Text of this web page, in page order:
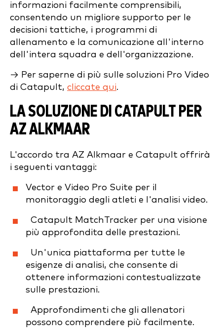
informazioni facilmente comprensibili,
consentendo un migliore supporto per le
decisioni tattiche, i programmi di
allenamento e la comunicazione all'interno
dell'intera squadra e dell'organizzazione.
→ Per saperne di più sulle soluzioni Pro Video
di Catapult, cliccate qui.
LA SOLUZIONE DI CATAPULT PER
AZ ALKMAAR
L'accordo tra AZ Alkmaar e Catapult offrirà
i seguenti vantaggi:
Vector e Video Pro Suite per il
monitoraggio degli atleti e l'analisi video.
Catapult MatchTracker per una visione
più approfondita delle prestazioni.
Un'unica piattaforma per tutte le
esigenze di analisi, che consente di
ottenere informazioni contestualizzate
sulle prestazioni.
Approfondimenti che gli allenatori
possono comprendere più facilmente.